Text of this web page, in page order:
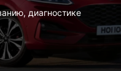
диагностике